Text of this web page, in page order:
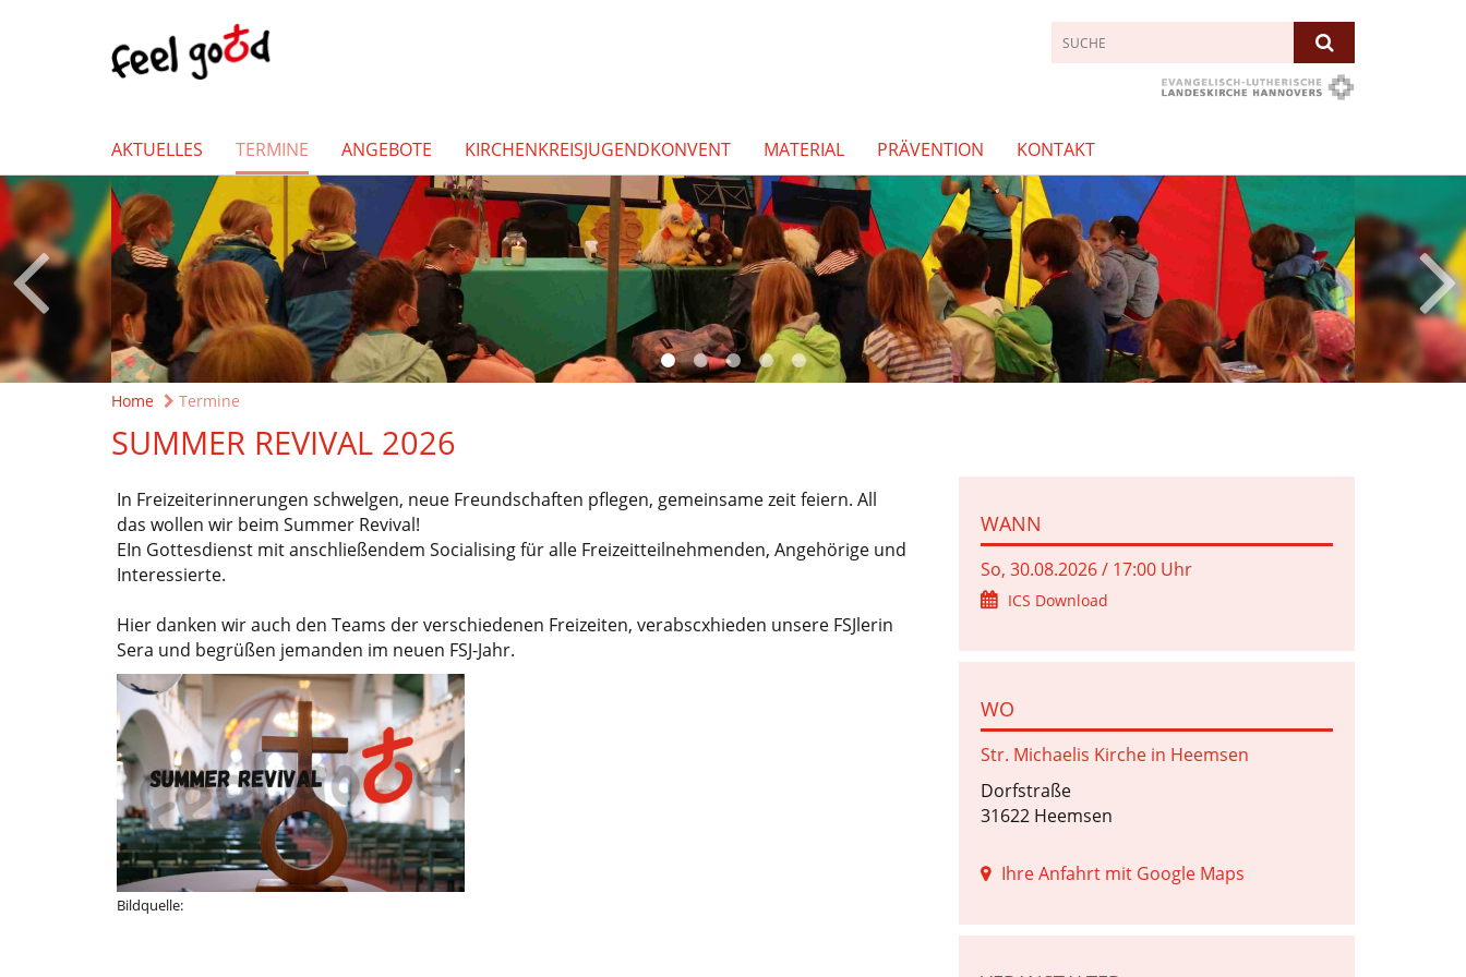
AKTUELLES TERMINE ANGEBOTE KIRCHENKREISJUGENDKONVENT MATERIAL PRÄVENTION KONTAKT
Home Termine
SUMMER REVIVAL 2026
In Freizeiterinnerungen schwelgen, neue Freundschaften pflegen, gemeinsame zeit feiern. All
das wollen wir beim Summer Revival!
EIn Gottesdienst mit anschließendem Socialising für alle Freizeitteilnehmenden, Angehörige und
Interessierte.
Hier danken wir auch den Teams der verschiedenen Freizeiten, verabscxhieden unsere FSJlerin
Sera und begrüßen jemanden im neuen FSJ-Jahr.
Bildquelle:
WANN
So, 30.08.2026 / 17:00 Uhr
ICS Download
WO
Str. Michaelis Kirche in Heemsen
Dorfstraße
31622 Heemsen
Ihre Anfahrt mit Google Maps